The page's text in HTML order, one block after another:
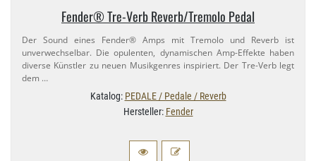
Fender® Tre-​Verb Reverb/​Tremolo Pedal
Der Sound eines Fender® Amps mit Tremolo und Reverb ist
unverwechselbar. Die opulenten, dynamischen Amp-​Effekte haben
diverse Künstler zu neuen Musikgenres inspiriert. Der Tre-​Verb legt
dem …
Katalog: PEDALE / Pedale / Reverb
Hersteller: Fender